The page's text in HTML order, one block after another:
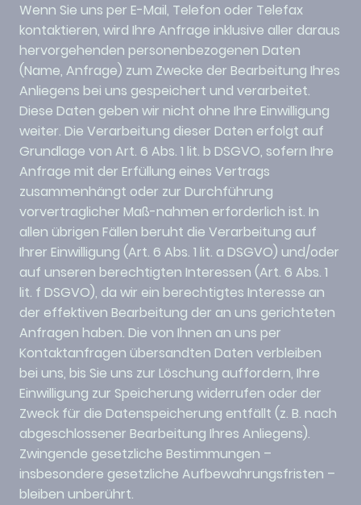
Wenn Sie uns per E-Mail, Telefon oder Telefax
kontaktieren, wird Ihre Anfrage inklusive aller daraus
hervorgehenden personenbezogenen Daten
(Name, Anfrage) zum Zwecke der Bearbeitung Ihres
Anliegens bei uns gespeichert und verarbeitet.
Diese Daten geben wir nicht ohne Ihre Einwilligung
weiter. Die Verarbeitung dieser Daten erfolgt auf
Grundlage von Art. 6 Abs. 1 lit. b DSGVO, sofern Ihre
Anfrage mit der Erfüllung eines Vertrags
zusammenhängt oder zur Durchführung
vorvertraglicher Maß-nahmen erforderlich ist. In
allen übrigen Fällen beruht die Verarbeitung auf
Ihrer Einwilligung (Art. 6 Abs. 1 lit. a DSGVO) und/oder
auf unseren berechtigten Interessen (Art. 6 Abs. 1
lit. f DSGVO), da wir ein berechtigtes Interesse an
der effektiven Bearbeitung der an uns gerichteten
Anfragen haben. Die von Ihnen an uns per
Kontaktanfragen übersandten Daten verbleiben
bei uns, bis Sie uns zur Löschung auffordern, Ihre
Einwilligung zur Speicherung widerrufen oder der
Zweck für die Datenspeicherung entfällt (z. B. nach
abgeschlossener Bearbeitung Ihres Anliegens).
Zwingende gesetzliche Bestimmungen –
insbesondere gesetzliche Aufbewahrungsfristen –
bleiben unberührt.